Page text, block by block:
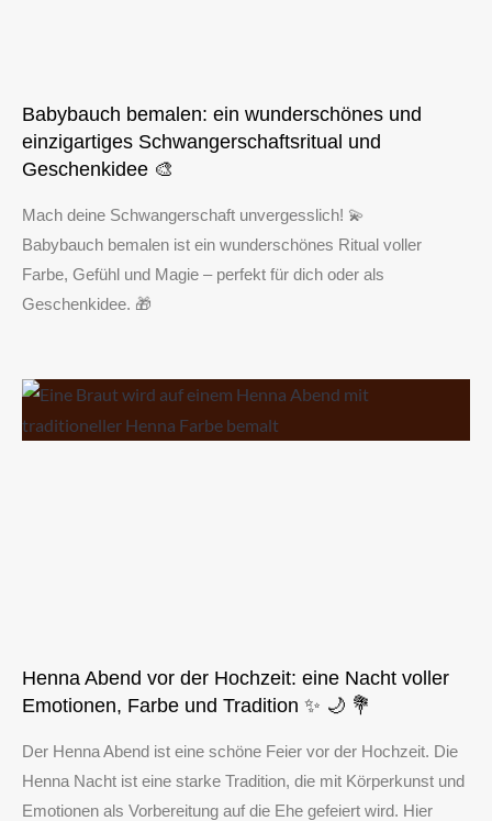
Babybauch bemalen: ein wunderschönes und
einzigartiges Schwangerschaftsritual und
Geschenkidee 🎨
Mach deine Schwangerschaft unvergesslich! 💫
Babybauch bemalen ist ein wunderschönes Ritual voller
Farbe, Gefühl und Magie – perfekt für dich oder als
Geschenkidee. 🎁
Henna Abend vor der Hochzeit: eine Nacht voller
Emotionen, Farbe und Tradition ✨ 🌙 💐
Der Henna Abend ist eine schöne Feier vor der Hochzeit. Die
Henna Nacht ist eine starke Tradition, die mit Körperkunst und
Emotionen als Vorbereitung auf die Ehe gefeiert wird. Hier